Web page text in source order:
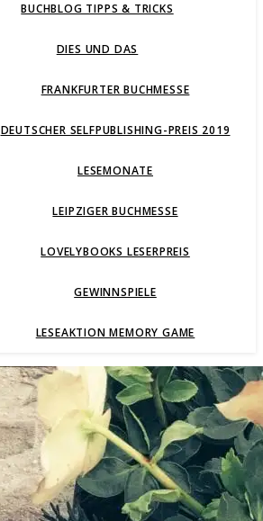
BUCHBLOG TIPPS & TRICKS
DIES UND DAS
FRANKFURTER BUCHMESSE
DEUTSCHER SELFPUBLISHING-PREIS 2019
LESEMONATE
LEIPZIGER BUCHMESSE
LOVELYBOOKS LESERPREIS
GEWINNSPIELE
LESEAKTION MEMORY GAME